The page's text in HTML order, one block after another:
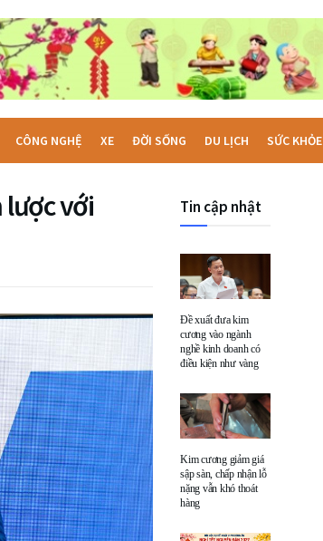
CÔNG NGHỆ XE ĐỜI SỐNG DU LỊCH SỨC KHỎE
lược với
Tin cập nhật
Đề xuất đưa kim
cương vào ngành
nghề kinh doanh có
điều kiện như vàng
Kim cương giảm giá
sập sàn, chấp nhận lỗ
nặng vẫn khó thoát
hàng